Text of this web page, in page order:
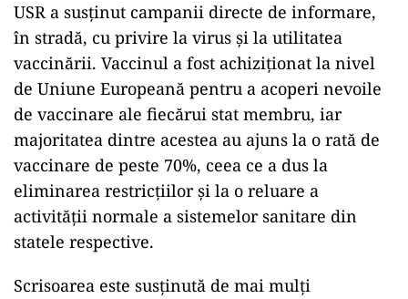
USR a susţinut campanii directe de informare,
în stradă, cu privire la virus şi la utilitatea
vaccinării. Vaccinul a fost achiziţionat la nivel
de Uniune Europeană pentru a acoperi nevoile
de vaccinare ale fiecărui stat membru, iar
majoritatea dintre acestea au ajuns la o rată de
vaccinare de peste 70%, ceea ce a dus la
eliminarea restricţiilor şi la o reluare a
activităţii normale a sistemelor sanitare din
statele respective.
Scrisoarea este susţinută de mai mulţi